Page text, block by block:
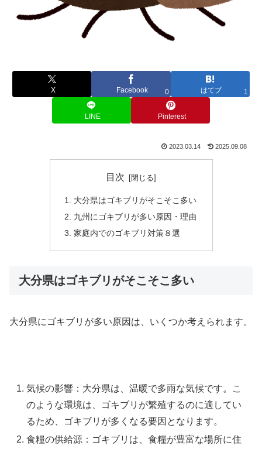
X Facebook 0 はてブ 1
LINE Pinterest
2023.03.14 2025.09.08
目次
大分県はゴキブリがそこそこ多い
九州にゴキブリが多い原因・理由
家庭内でのゴキブリ対策８選
大分県はゴキブリがそこそこ多い
大分県にゴキブリが多い原因は、いくつか考えられます。
気候の影響：大分県は、温暖で多雨な気候です。こ
のような環境は、ゴキブリが繁殖するのに適してい
るため、ゴキブリが多くなる要因となります。
食糧の供給源：ゴキブリは、食糧が豊富な場所に住